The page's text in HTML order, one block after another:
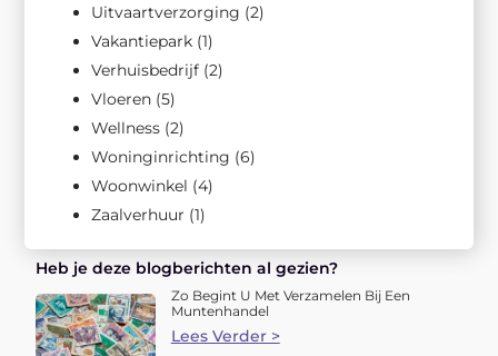
Uitvaartverzorging (2)
Vakantiepark (1)
Verhuisbedrijf (2)
Vloeren (5)
Wellness (2)
Woninginrichting (6)
Woonwinkel (4)
Zaalverhuur (1)
Heb je deze blogberichten al gezien?
Zo Begint U Met Verzamelen Bij Een
Muntenhandel
Lees Verder >